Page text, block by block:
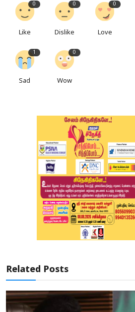
0
Like
0
Dislike
0
Love
1
Sad
0
Wow
Related Posts